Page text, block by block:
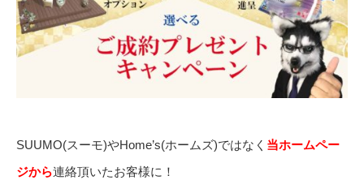
SUUMO(スーモ)やHome’s(ホームズ)ではなく 当ホームペー
ジから連絡頂いたお客様に！